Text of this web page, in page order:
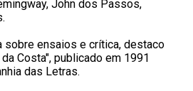
John dos Passos,
sobre ensaios e crítica, destaco
Costa", publicado em 1991
das Letras.